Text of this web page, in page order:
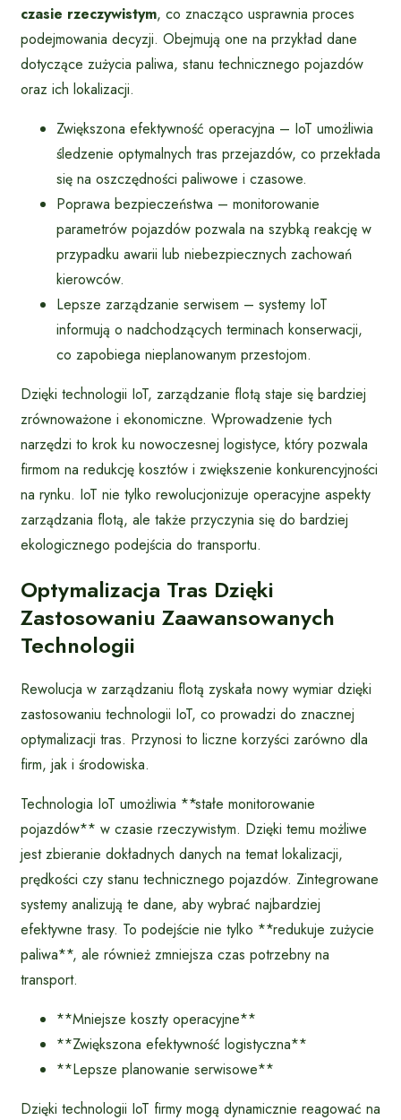
czasie rzeczywistym, co znacząco usprawnia proces
podejmowania decyzji. Obejmują one na przykład dane
dotyczące zużycia paliwa, stanu technicznego pojazdów
oraz ich lokalizacji.
Zwiększona efektywność operacyjna – IoT umożliwia
śledzenie optymalnych tras przejazdów, co przekłada
się na oszczędności paliwowe i czasowe.
Poprawa bezpieczeństwa – monitorowanie
parametrów pojazdów pozwala na szybką reakcję w
przypadku awarii lub niebezpiecznych zachowań
kierowców.
Lepsze zarządzanie serwisem – systemy IoT
informują o nadchodzących terminach konserwacji,
co zapobiega nieplanowanym przestojom.
Dzięki technologii IoT, zarządzanie flotą staje się bardziej
zrównoważone i ekonomiczne. Wprowadzenie tych
narzędzi to krok ku nowoczesnej logistyce, który pozwala
firmom na redukcję kosztów i zwiększenie konkurencyjności
na rynku. IoT nie tylko rewolucjonizuje operacyjne aspekty
zarządzania flotą, ale także przyczynia się do bardziej
ekologicznego podejścia do transportu.
Optymalizacja Tras Dzięki
Zastosowaniu Zaawansowanych
Technologii
Rewolucja w zarządzaniu flotą zyskała nowy wymiar dzięki
zastosowaniu technologii IoT, co prowadzi do znacznej
optymalizacji tras. Przynosi to liczne korzyści zarówno dla
firm, jak i środowiska.
Technologia IoT umożliwia **stałe monitorowanie
pojazdów** w czasie rzeczywistym. Dzięki temu możliwe
jest zbieranie dokładnych danych na temat lokalizacji,
prędkości czy stanu technicznego pojazdów. Zintegrowane
systemy analizują te dane, aby wybrać najbardziej
efektywne trasy. To podejście nie tylko **redukuje zużycie
paliwa**, ale również zmniejsza czas potrzebny na
transport.
**Mniejsze koszty operacyjne**
**Zwiększona efektywność logistyczna**
**Lepsze planowanie serwisowe**
Dzięki technologii IoT firmy mogą dynamicznie reagować na